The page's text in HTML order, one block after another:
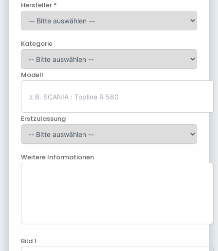
Hersteller *
Kategorie
Modell
Erstzulassung
Weitere Informationen
Bild 1